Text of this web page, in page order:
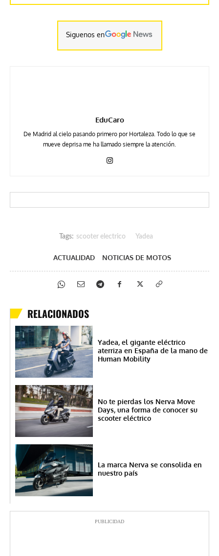
Siguenos en
EduCaro
De Madrid al cielo pasando primero por Hortaleza. Todo lo que se
mueve deprisa me ha llamado siempre la atención.
Tags: scooter electrico Yadea
ACTUALIDAD NOTICIAS DE MOTOS
RELACIONADOS
Yadea, el gigante eléctrico
aterriza en España de la mano de
Human Mobility
No te pierdas los Nerva Move
Days, una forma de conocer su
scooter eléctrico
La marca Nerva se consolida en
nuestro país
PUBLICIDAD